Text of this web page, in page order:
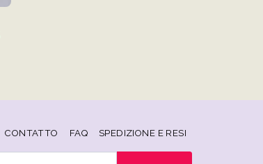
CONTATTO FAQ SPEDIZIONE E RESI